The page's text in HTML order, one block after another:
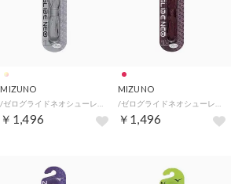
MIZUNO
￥1,496
MIZUNO
￥1,496